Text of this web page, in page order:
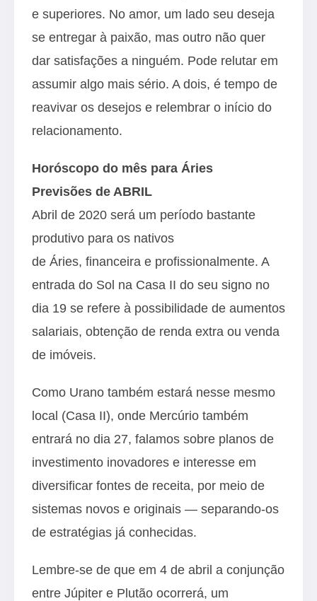
e superiores. No amor, um lado seu deseja
se entregar à paixão, mas outro não quer
dar satisfações a ninguém. Pode relutar em
assumir algo mais sério. A dois, é tempo de
reavivar os desejos e relembrar o início do
relacionamento.
Horóscopo do mês para Áries
Previsões de ABRIL
Abril de 2020 será um período bastante
produtivo para os nativos
de Áries, financeira e profissionalmente. A
entrada do Sol na Casa II do seu signo no
dia 19 se refere à possibilidade de aumentos
salariais, obtenção de renda extra ou venda
de imóveis.
Como Urano também estará nesse mesmo
local (Casa II), onde Mercúrio também
entrará no dia 27, falamos sobre planos de
investimento inovadores e interesse em
diversificar fontes de receita, por meio de
sistemas novos e originais — separando-os
de estratégias já conhecidas.
Lembre-se de que em 4 de abril a conjunção
entre Júpiter e Plutão ocorrerá, um